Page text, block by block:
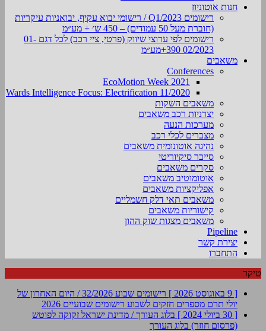
חנות אוטוניוז
רישומים Q1/2023 / רישומי יבוא עקיף, יבואניות עיקריות
(חוברת מעל 50 עמודים) – 450 ש׳ + מע״מ
רישומים לפי ערוצי שיווק (פרטי, ציי רכב) לכל דגם 01-
02/2023 390+מע״מ
משאבים
Conferences
EcoMotion Week 2021
Wards Intelligence Focus: Electrification 11/2020
משאבים השקות
יצרניות רכב משאבים
מערכות הנעה
מצברים לכלי רכב
נהיגה אוטונומית משאבים
סייבר סיקיוריטי
סקרים משאבים
אוטומוטיב משאבים
אפליקציות משאבים
משאבים תאי דלק חשמליים
קישוריות משאבים
משאבים מצגות שוק ההון
Pipeline
יצירת קשר
התחברו
טיקר
[ 9 באוגוסט 2026 ]
רישומים שבוע 32/2026 / היום האחרון של
יולי תרם מספרים חזקים לשבוע רישומים שבועיים 2026
[ 30 ביולי 2024 ]
בלוג העורך / מדינת ישראל זקוקה לפוטש
(פרסום חוזר) בלוג העורך